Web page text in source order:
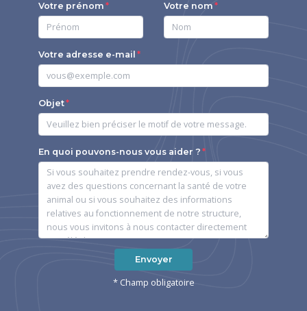
Votre prénom Votre nom
Votre adresse e-mail
Objet
En quoi pouvons-nous vous aider ?
Envoyer
* Champ obligatoire